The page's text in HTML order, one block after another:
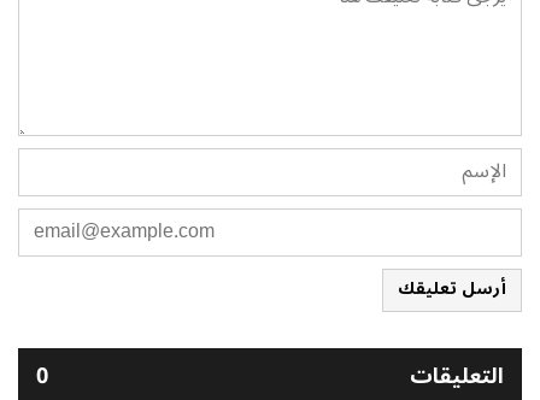
أرسل تعليقك
التعليقات 0